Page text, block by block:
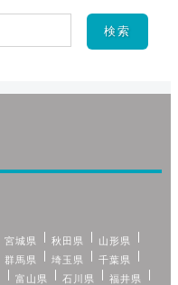
宮城県 秋田県
山形県
群馬県 埼玉県
千葉県
富山県 石川県
福井県